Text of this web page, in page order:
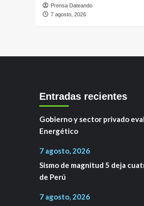
Prensa Dateando
7 agosto, 2026
Entradas recientes
Gobierno y sector privado
Energético
7 agosto, 2026
Sismo de magnitud 5 deja
de Perú
7 agosto, 2026